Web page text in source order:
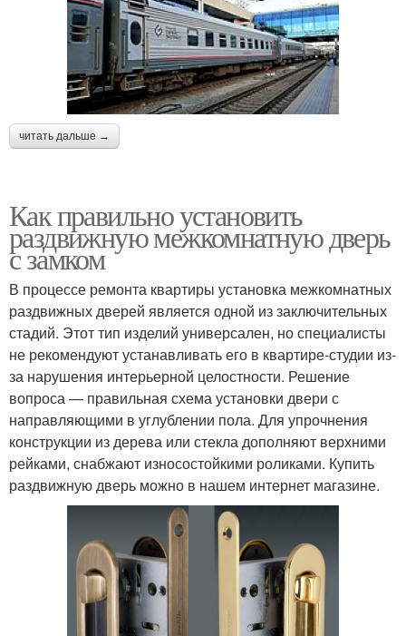
читать дальше →
Как правильно установить
раздвижную межкомнатную дверь
с замком
В процессе ремонта квартиры установка межкомнатных
раздвижных дверей является одной из заключительных
стадий. Этот тип изделий универсален, но специалисты
не рекомендуют устанавливать его в квартире-студии из-
за нарушения интерьерной целостности. Решение
вопроса — правильная схема установки двери с
направляющими в углублении пола. Для упрочнения
конструкции из дерева или стекла дополняют верхними
рейками, снабжают износостойкими роликами. Купить
раздвижную дверь можно в нашем интернет магазине.